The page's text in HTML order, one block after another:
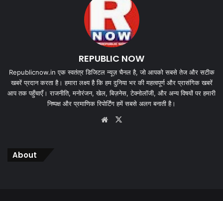
REPUBLIC NOW
Republicnow.in एक स्वतंत्र डिजिटल न्यूज़ चैनल है, जो आपको सबसे तेज और सटीक
खबरें प्रदान करता है। हमारा लक्ष्य है कि हम दुनिया भर की महत्वपूर्ण और प्रासंगिक खबरें
आप तक पहुँचाएँ। राजनीति, मनोरंजन, खेल, बिज़नेस, टेक्नोलॉजी, और अन्य विषयों पर हमारी
निष्पक्ष और प्रमाणिक रिपोर्टिंग हमें सबसे अलग बनाती है।
Website
About